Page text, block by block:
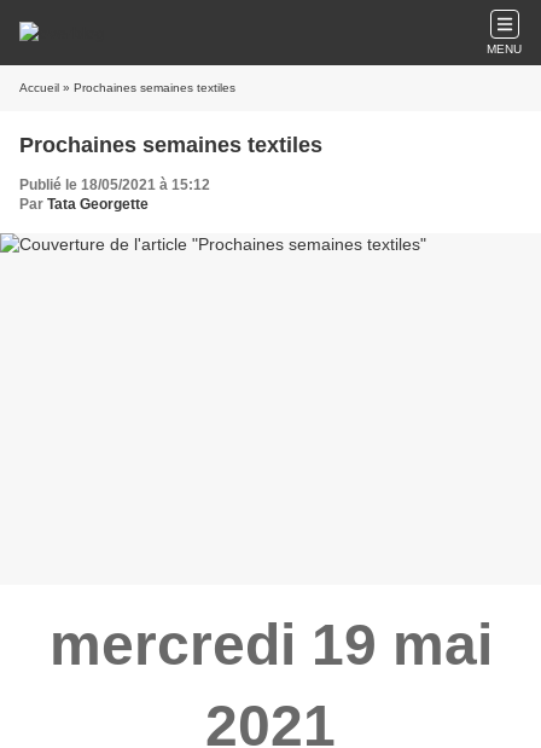
MENU
Accueil » Prochaines semaines textiles
Prochaines semaines textiles
Publié le 18/05/2021 à 15:12
Par Tata Georgette
mercredi 19 mai
2021